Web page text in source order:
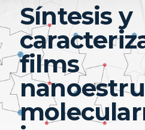
Síntesis y
films